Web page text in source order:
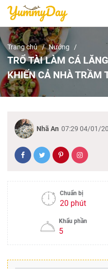
Trang chủ Nướng
TRỔ TÀI LÀM CÁ
KHIẾN CẢ NHÀ TRẦM
Nhã An 07:29 04/01/
Chuẩn bị
20 phút
Khẩu phần
5